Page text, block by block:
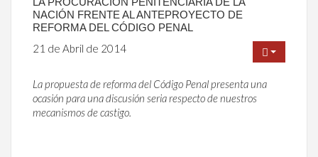
NACIÓN FRENTE AL ANTEPROYECTO DE
REFORMA DEL CÓDIGO PENAL
21 de Abril de 2014
La propuesta de reforma del Código Penal presenta una
ocasión para una discusión seria respecto de nuestros
mecanismos de castigo.